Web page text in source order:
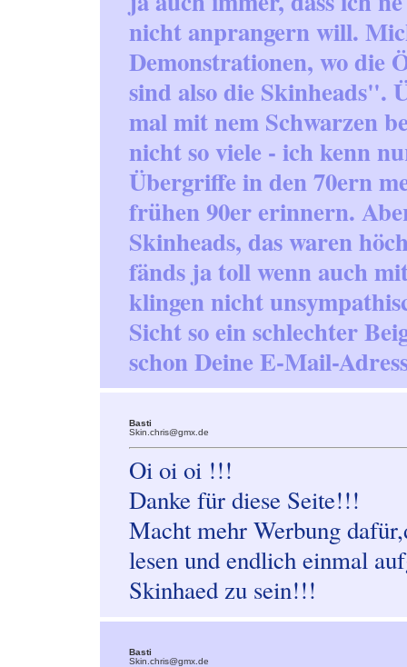
nicht anprangern will.
Demonstrationen, wo die
sind also die Skinheads".
mal mit nem Schwarzen
nicht so viele - ich kenn
Übergriffe in den 70ern
frühen 90er erinnern.
Skinheads, das waren
fänds ja toll wenn auch
klingen nicht
Sicht so ein schlechter
schon Deine E-Mail-
Basti
Skin.chris@gmx.de
Oi oi oi !!!
Danke für diese Seite!!!
Macht mehr Werbung
lesen und endlich einmal
Skinhaed zu sein!!!
Basti
Skin.chris@gmx.de